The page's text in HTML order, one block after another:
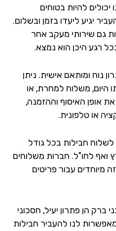
להיות בטוחים
יגיע ליעדו בזמן ובשלום.
גם שירותי מעקב אחר
רגע היכן הוא נמצא.
נוח ומותאם אישית. ניתן
היום, משלוח למחרת, או
אופן האיסוף וההזמנה,
או טלפונית.
לשלוח חבילות בכל גודל
ואף לחו"ל. חברות משלוחים
מיוחדים עבור פריטים
ברק הן פתרון יעיל, חסכוני
לנו להעביר חבילות